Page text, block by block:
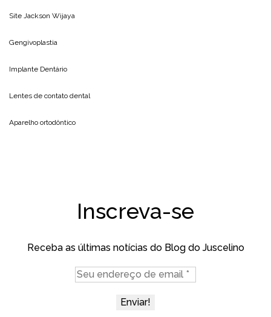
Site Jackson Wijaya
Gengivoplastia
Implante Dentário
Lentes de contato dental
Aparelho ortodôntico
Inscreva-se
Receba as últimas notícias do Blog do Juscelino